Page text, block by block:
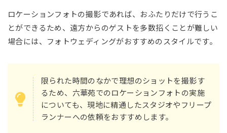
ロケーションフォトの撮影であれば、おふたりだけで行うこ
とができるため、遠方からのゲストを多数招くことが難しい
場合には、フォトウェディングがおすすめのスタイルです。
限られた時間のなかで理想のショットを撮影す
るため、六華苑でのロケーションフォトの実施
についても、現地に精通したスタジオやフリープ
ランナーへの依頼をおすすめします。